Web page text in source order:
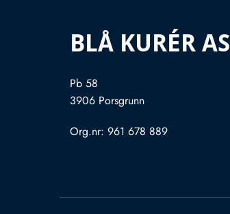
BLÅ KURÉR AS
Pb 58
3906 Porsgrunn
Org.nr: 961 678 889